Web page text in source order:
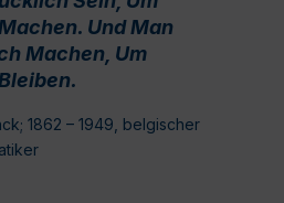
Und Man
Machen, Um
1862 – 1949, belgischer